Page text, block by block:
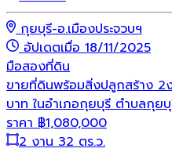
กุยบุรี-อ.เมืองประจวบฯ
อัปเดตเมื่อ 18/11/2025
มือสองที่ดิน
ขายที่ดินพร้อมสิ่งปลูกสร้าง 2ง
บาท ในอำเภอกุยบุรี ตำบลกุย
ราคา ฿1,080,000
2 งาน 32 ตร.ว.